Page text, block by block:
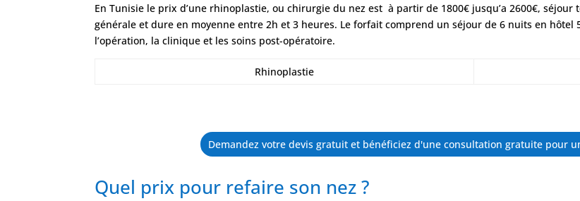
En Tunisie le prix d’une rhinoplastie, ou chirurgie du nez est à partir de 1800€ jusqu’a 2600€, séjour
générale et dure en moyenne entre 2h et 3 heures. Le forfait comprend un séjour de 6 nuits en
l’opération, la clinique et les soins post-opératoire.
Rhinoplastie
Demandez votre devis gratuit et bénéficiez d'une consultation gratuite pour
Quel prix pour refaire son nez ?